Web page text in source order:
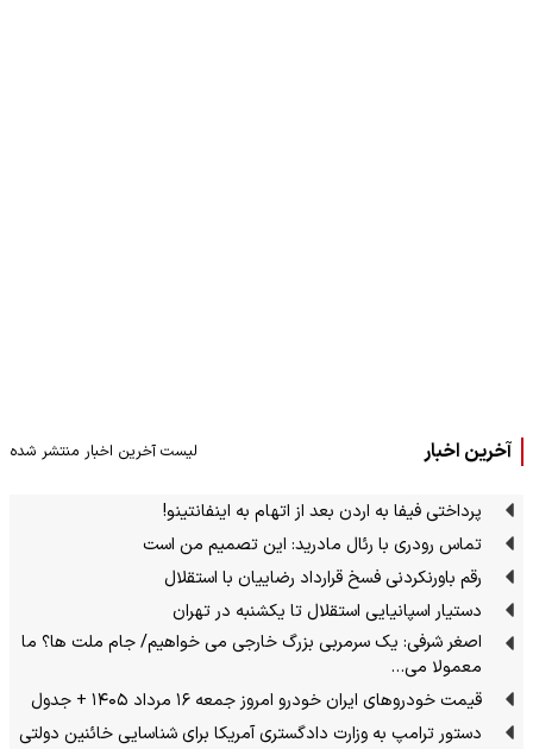
آخرین اخبار لیست آخرین اخبار منتشر شده
پرداختی فیفا به اردن بعد از اتهام به اینفانتینو!
تماس رودری با رئال مادرید: این تصمیم من است
رقم باورنکردنی فسخ قرارداد رضاییان با استقلال
دستیار اسپانیایی استقلال تا یکشنبه در تهران
اصغر شرفی: یک سرمربی بزرگ خارجی می خواهیم/ جام ملت ها؟ ما
معمولا می…
قیمت خودرو‌های ایران خودرو امروز جمعه ۱۶ مرداد ۱۴۰۵ + جدول
دستور ترامپ به وزارت دادگستری آمریکا برای شناسایی خائنین دولتی